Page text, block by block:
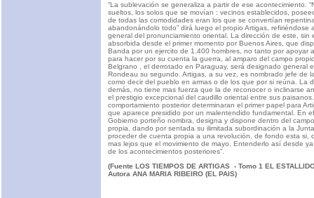
“La sublevación se generaliza a partir de ese acontecimiento.
sueltos, los solos que se movían : vecinos establecidos,
de todas las comodidades eran los que se convertían
abandonándolo todo” dirá luego el propio Artigas, refiriéndose
general del pronunciamiento oriental. La dirección de este, sin
absorbida desde el primer momento por Buenos Aires, que
Banda por un ejercito de 1.400 hombres, no tanto por apoyar
para hacer por su cuenta la guerra, al amparo del campo
Belgrano , el derrotado en Paraguay, será designado general
Rondeau su segundo. Artigas, a su vez, es nombrado jefe de
como decir del pueblo en armas o de los que por si reúna. La
demás, no tiene mas fuerza que la de reconocer o inclinarse
el prestigio excepcional del caudillo oriental entre sus
comportamiento posterior determinaran el primer papel para
que aparece presidido por un malentendido fundamental. En
Gobierno porteño nombra, designa y dispone dentro del
propia, dando por sentada su ilimitada subordinación a la
proceder de cuenta propia a una revolución, de fondo esta si,
mas lejos que el movimiento de mayo. Entenderlo así desde
de los acontecimientos posteriores”.
(Fuente LOS TIEMPOS DE ARTIGAS - Tomo 1 EL
Autora ANA MARIA RIBEIRO (EL PAIS)